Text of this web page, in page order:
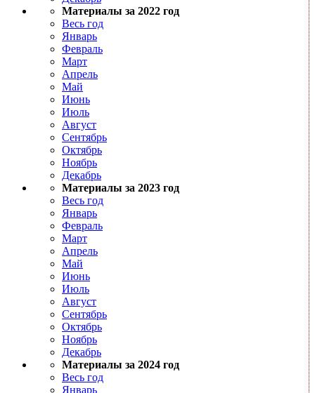
Материалы за 2022 год
Весь год
Январь
Февраль
Март
Апрель
Май
Июнь
Июль
Август
Сентябрь
Октябрь
Ноябрь
Декабрь
Материалы за 2023 год
Весь год
Январь
Февраль
Март
Апрель
Май
Июнь
Июль
Август
Сентябрь
Октябрь
Ноябрь
Декабрь
Материалы за 2024 год
Весь год
Январь